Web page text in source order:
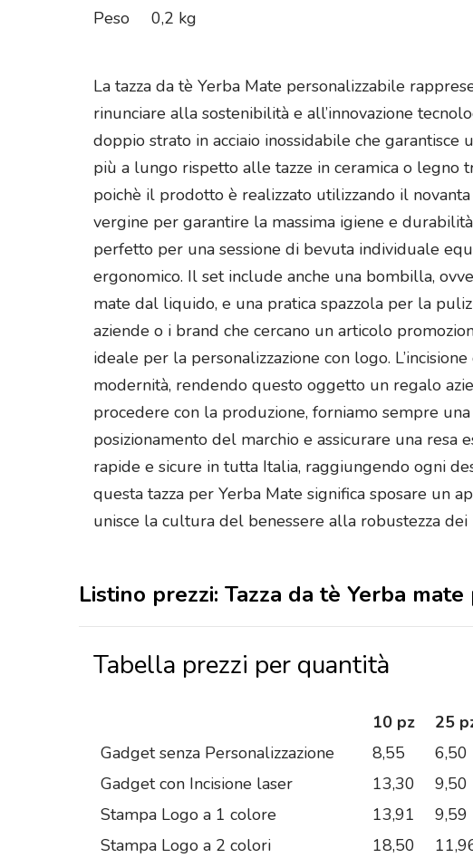
Peso
0,2 kg
La tazza da tè Yerba Mate personalizzabile
rinunciare alla sostenibilità e all’innovazione
doppio strato in acciaio inossidabile che
più a lungo rispetto alle tazze in ceramica o legno
poichè il prodotto è realizzato utilizzando il
vergine per garantire la massima igiene e
perfetto per una sessione di bevuta individuale
ergonomico. Il set include anche una bombilla,
mate dal liquido, e una pratica spazzola per la
aziende o i brand che cercano un articolo
ideale per la personalizzazione con logo.
modernità, rendendo questo oggetto un regalo
procedere con la produzione, forniamo sempre
posizionamento del marchio e assicurare una resa
rapide e sicure in tutta Italia, raggiungendo ogni
questa tazza per Yerba Mate significa sposare un
unisce la cultura del benessere alla robustezza
Listino prezzi: Tazza da tè Yerba
Tabella prezzi per quantità
10 pz 25
Gadget senza Personalizzazione
8,55 6,50
Gadget con Incisione laser
13,30 9,50
Stampa Logo a 1 colore
13,91 9,59
Stampa Logo a 2 colori
18,50